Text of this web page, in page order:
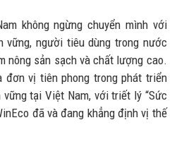
không ngừng chuyển mình với
vững, người tiêu dùng trong nước
nông sản sạch và chất lượng cao.
đơn vị tiên phong trong phát triển
tại Việt Nam, với triết lý “Sức
đã và đang khẳng định vị thế